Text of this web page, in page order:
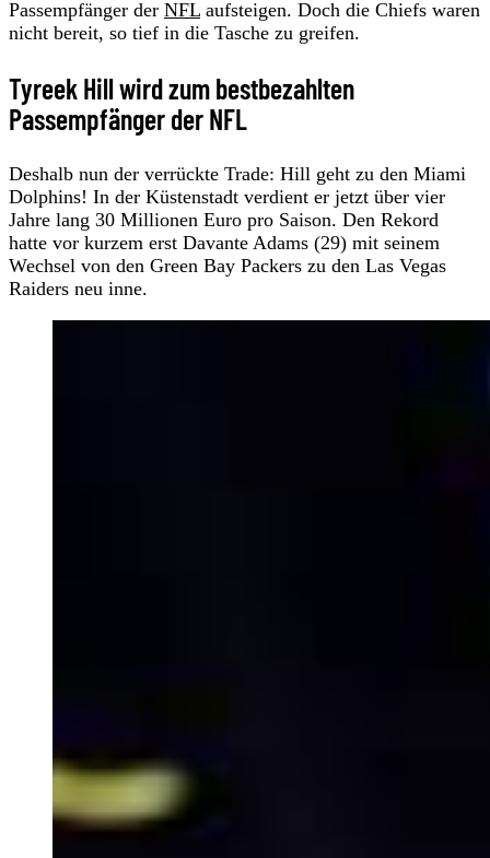
Passempfänger der NFL aufsteigen. Doch die Chiefs waren
nicht bereit, so tief in die Tasche zu greifen.
Tyreek Hill wird zum bestbezahlten
Passempfänger der NFL
Deshalb nun der verrückte Trade: Hill geht zu den Miami
Dolphins! In der Küstenstadt verdient er jetzt über vier
Jahre lang 30 Millionen Euro pro Saison. Den Rekord
hatte vor kurzem erst Davante Adams (29) mit seinem
Wechsel von den Green Bay Packers zu den Las Vegas
Raiders neu inne.